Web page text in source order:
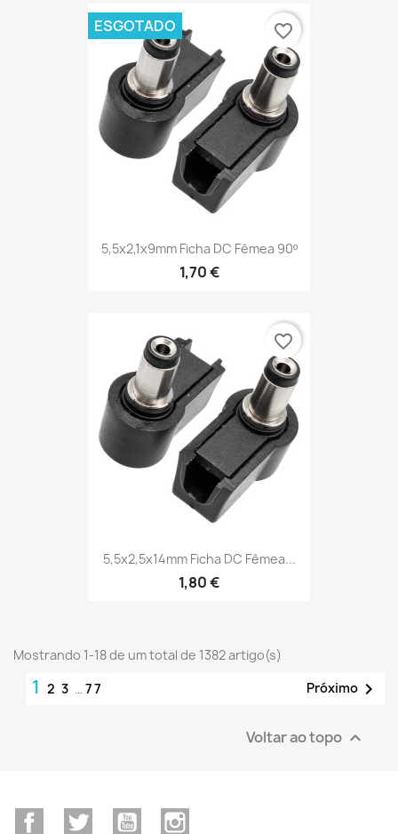
5,5x2,1x9mm Ficha DC Fêmea 90º
1,70 €
ESGOTADO favorite_border
5,5x2,5x14mm Ficha DC Fêmea...
1,80 €
favorite_border
Mostrando 1-18 de um total de 1382 artigo(s)
1 2 3 … 77 Próximo 
Voltar ao topo 
FacebookTwitter YouTube